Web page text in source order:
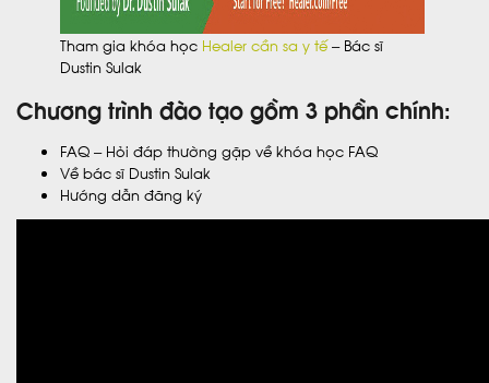
Tham gia khóa học Healer cần sa y tế– Bác sĩ
Dustin Sulak
Chương trình đào tạo gồm 3 phần chính:
FAQ – Hỏi đáp thường gặp về khóa học FAQ
Về bác sĩ Dustin Sulak
Hướng dẫn đăng ký